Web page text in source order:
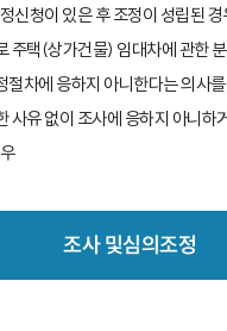
신청이 있은 후 조정이 성립된 경
주택(상가건물) 임대차에 관한
절차에 응하지 아니한다는 의사
사유 없이 조사에 응하지 아니하
조사 및심의조정